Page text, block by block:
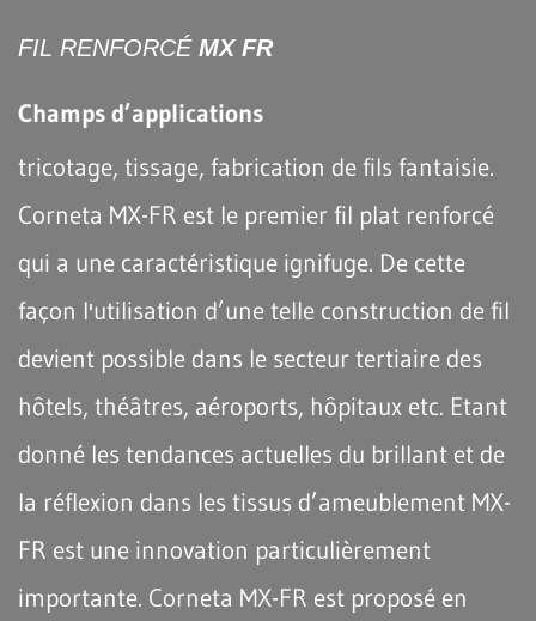
FIL RENFORCÉ MX FR
Champs d’applications
tricotage, tissage, fabrication de fils fantaisie.
Corneta MX-FR est le premier fil plat renforcé
qui a une caractéristique ignifuge. De cette
façon l'utilisation d’une telle construction de fil
devient possible dans le secteur tertiaire des
hôtels, théâtres, aéroports, hôpitaux etc. Etant
donné les tendances actuelles du brillant et de
la réflexion dans les tissus d’ameublement MX-
FR est une innovation particulièrement
importante. Corneta MX-FR est proposé en